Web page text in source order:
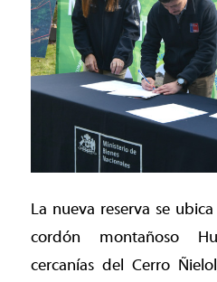
La nueva reserva se
cordón montañoso
cercanías del Cerro